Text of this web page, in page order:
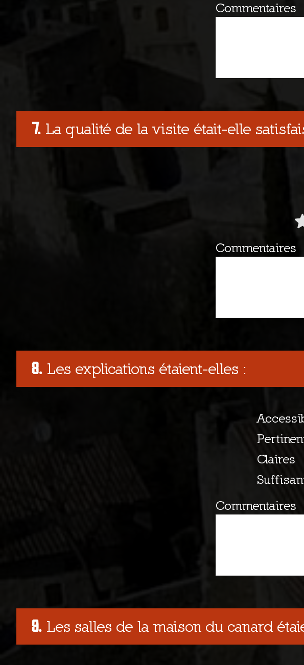
Commentaires
La qualité de la visite était-elle
Commentaires
Les explications étaient-elles :
Claires
Commentaires
Les salles de la maison du canard